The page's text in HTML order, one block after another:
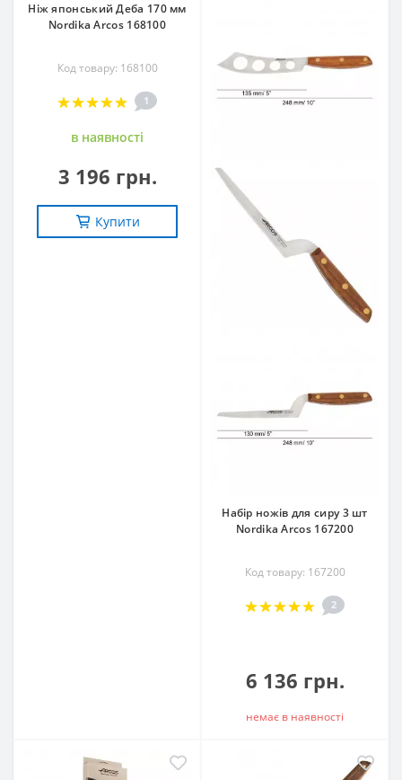
Ніж японський Деба 170 мм
Nordika Arcos 168100
Код товару: 168100
1
в наявностi
3 196 грн.
Купити
Набір ножів для сиру 3 шт
Nordika Arcos 167200
Код товару: 167200
2
6 136 грн.
немає в наявностi